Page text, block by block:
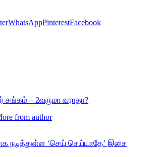
WhatsAppPinterestFacebook
சங்கம் – 2வருமா வராதா?
from author
நடித்துள்ள ‘செய் செய்யாதே’ இசை